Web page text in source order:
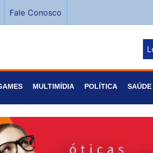
Fale Conosco
MULTIMÍDIA POLÍTICA SAÚDE